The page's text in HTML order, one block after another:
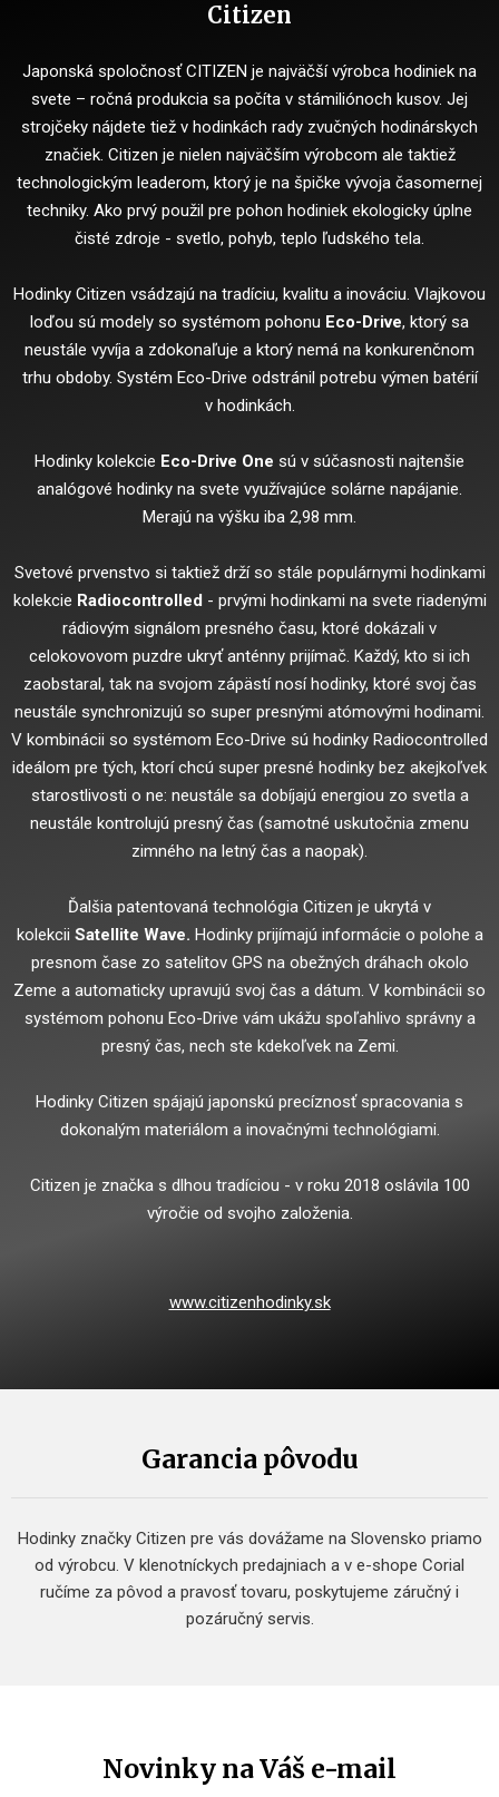
Citizen
Japonská spoločnosť CITIZEN je najväčší výrobca hodiniek na
svete – ročná produkcia sa počíta v stámiliónoch kusov. Jej
strojčeky nájdete tiež v hodinkách rady zvučných hodinárskych
značiek. Citizen je nielen najväčším výrobcom ale taktiež
technologickým leaderom, ktorý je na špičke vývoja časomernej
techniky. Ako prvý použil pre pohon hodiniek ekologicky úplne
čisté zdroje - svetlo, pohyb, teplo ľudského tela.
Hodinky Citizen vsádzajú na tradíciu, kvalitu a inováciu. Vlajkovou
loďou sú modely so systémom pohonu Eco-Drive, ktorý sa
neustále vyvíja a zdokonaľuje a ktorý nemá na konkurenčnom
trhu obdoby. Systém Eco-Drive odstránil potrebu výmen batérií
v hodinkách.
Hodinky kolekcie Eco-Drive One sú v súčasnosti najtenšie
analógové hodinky na svete využívajúce solárne napájanie.
Merajú na výšku iba 2,98 mm.
Svetové prvenstvo si taktiež drží so stále populárnymi hodinkami
kolekcie Radiocontrolled - prvými hodinkami na svete riadenými
rádiovým signálom presného času, ktoré dokázali v
celokovovom puzdre ukryť anténny prijímač. Každý, kto si ich
zaobstaral, tak na svojom zápästí nosí hodinky, ktoré svoj čas
neustále synchronizujú so super presnými atómovými hodinami.
V kombinácii so systémom Eco-Drive sú hodinky Radiocontrolled
ideálom pre tých, ktorí chcú super presné hodinky bez akejkoľvek
starostlivosti o ne: neustále sa dobíjajú energiou zo svetla a
neustále kontrolujú presný čas (samotné uskutočnia zmenu
zimného na letný čas a naopak).
Ďalšia patentovaná technológia Citizen je ukrytá v
kolekcii Satellite Wave. Hodinky prijímajú informácie o polohe a
presnom čase zo satelitov GPS na obežných dráhach okolo
Zeme a automaticky upravujú svoj čas a dátum. V kombinácii so
systémom pohonu Eco-Drive vám ukážu spoľahlivo správny a
presný čas, nech ste kdekoľvek na Zemi.
Hodinky Citizen spájajú japonskú precíznosť spracovania s
dokonalým materiálom a inovačnými technológiami.
Citizen je značka s dlhou tradíciou - v roku 2018 oslávila 100
výročie od svojho založenia.
www.citizenhodinky.sk
Garancia pôvodu
Hodinky značky Citizen pre vás dovážame na Slovensko priamo
od výrobcu. V klenotníckych predajniach a v e-shope Corial
ručíme za pôvod a pravosť tovaru, poskytujeme záručný i
pozáručný servis.
Novinky na Váš e-mail